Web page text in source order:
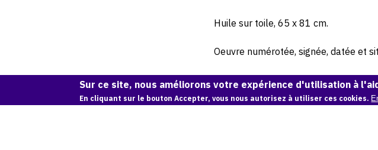
Huile sur toile, 65 x 81 cm.
Oeuvre numérotée, signée, datée et
©
Sur ce site, nous améliorons votre expérience d'utilisation à
En cliquant sur le bouton Accepter, vous nous autorisez à utiliser ces cookies.